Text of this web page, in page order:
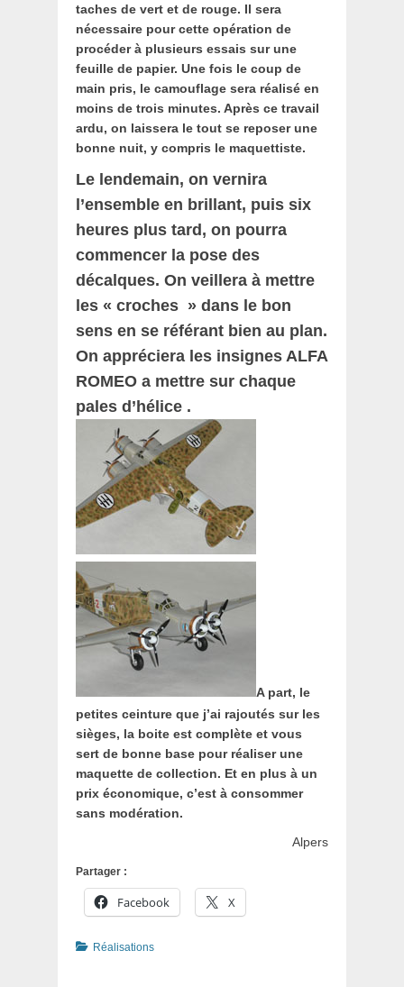
taches de vert et de rouge. Il sera
nécessaire pour cette opération de
procéder à plusieurs essais sur une
feuille de papier. Une fois le coup de
main pris, le camouflage sera réalisé en
moins de trois minutes. Après ce travail
ardu, on laissera le tout se reposer une
bonne nuit, y compris le maquettiste.
Le lendemain, on vernira
l’ensemble en brillant, puis six
heures plus tard, on pourra
commencer la pose des
décalques. On veillera à mettre
les « croches » dans le bon
sens en se référant bien au plan.
On appréciera les insignes ALFA
ROMEO a mettre sur chaque
pales d’hélice .
A part, le
petites ceinture que j’ai rajoutés sur les
sièges, la boite est complète et vous
sert de bonne base pour réaliser une
maquette de collection. Et en plus à un
prix économique, c’est à consommer
sans modération.
Alpers
Partager :
Facebook X
Catégories
Réalisations